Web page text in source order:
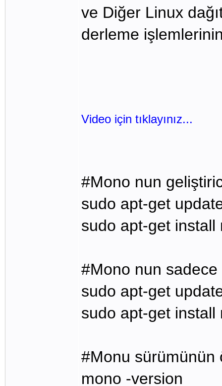
ve Diğer Linux
derleme işlemlerinin
Video için tıklayınız...
#Mono nun
sudo apt-get
sudo apt-get install
#Mono nun
sudo apt-get
sudo apt-get install
#Monu sürümünün
mono -version